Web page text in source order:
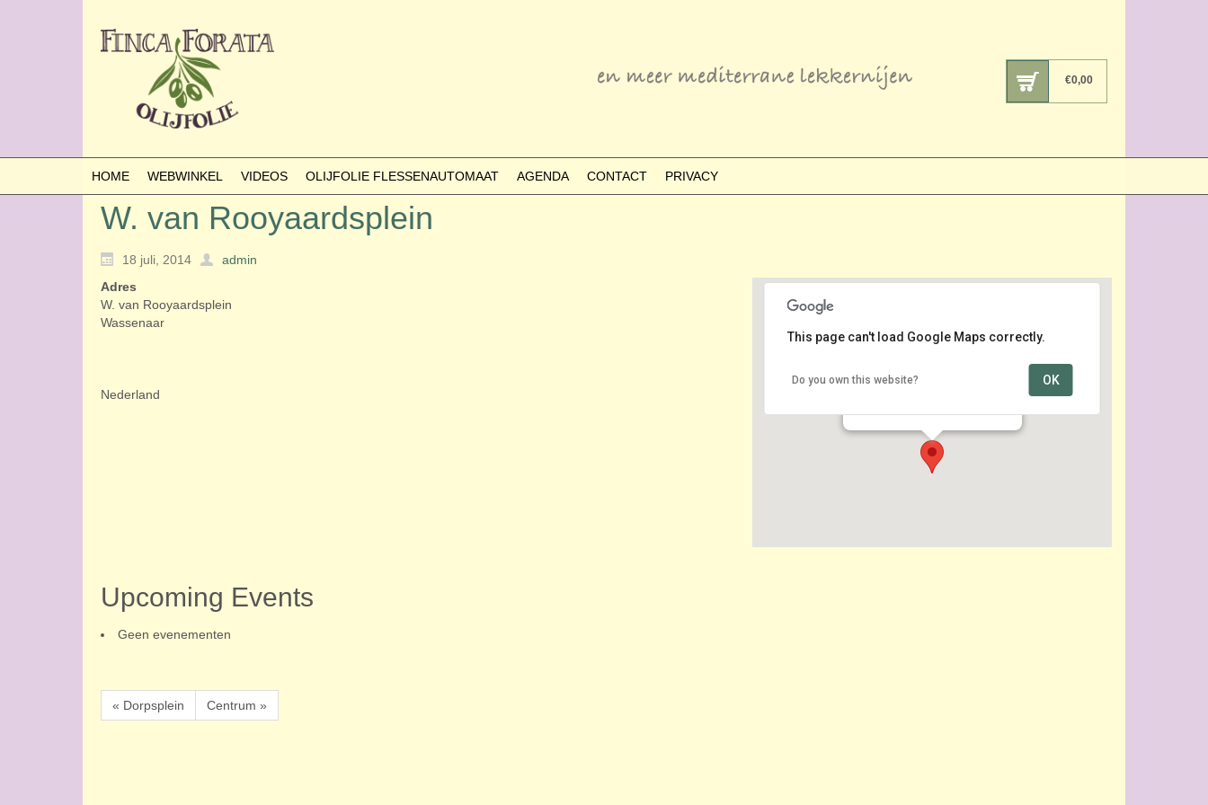
€0,00
HOME WEBWINKEL VIDEOS OLIJFOLIE FLESSENAUTOMAAT AGENDA CONTACT PRIVACY
W. van Rooyaardsplein
18 juli, 2014 admin
W. van Rooyaardsplein
This page can't load Google Maps correctly.
Do you own this website? OK
Adres
W. van Rooyaardsplein
Wassenaar
Nederland
Upcoming Events
Geen evenementen
« Dorpsplein Centrum »